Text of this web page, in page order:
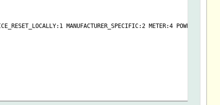
MANUFACTURER_SPECIFIC:2 METER:4 POWERLEVEL:1